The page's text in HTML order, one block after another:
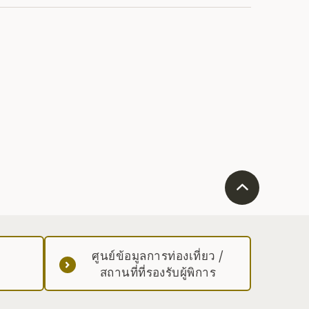
ศูนย์ข้อมูลการท่องเที่ยว /
สถานที่ที่รองรับผู้พิการ